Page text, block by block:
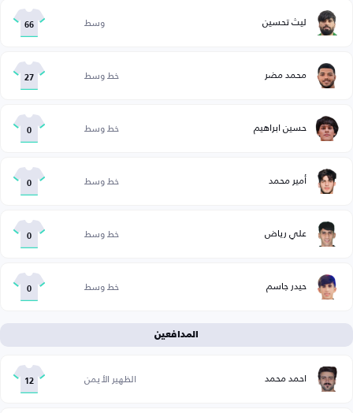
ليث تحسين وسط 66
محمد مضر خط وسط 27
حسين ابراهيم خط وسط 0
أمير محمد خط وسط 0
علي رياض خط وسط 0
حيدر جاسم خط وسط 0
المدافعين
احمد محمد الظهير الأيمن 12